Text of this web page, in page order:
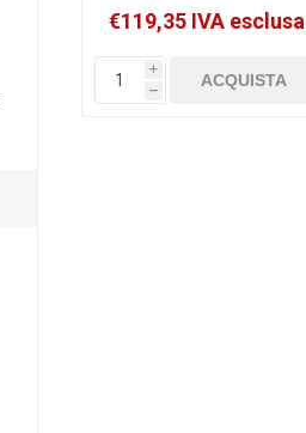
€119,35 IVA esclusa
i
h